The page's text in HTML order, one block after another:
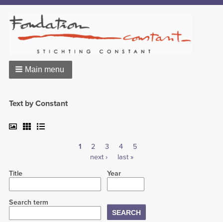
Main menu
Text by Constant
Current
page
1 Page
2 Page
3 Page
4 Page
5
Next
next ›
Last
last »
Title
Year
Search term